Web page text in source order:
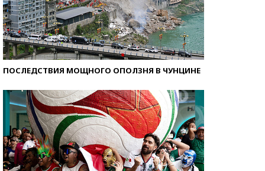
ПОСЛЕДСТВИЯ МОЩНОГО ОПОЛЗНЯ В ЧУНЦИНЕ